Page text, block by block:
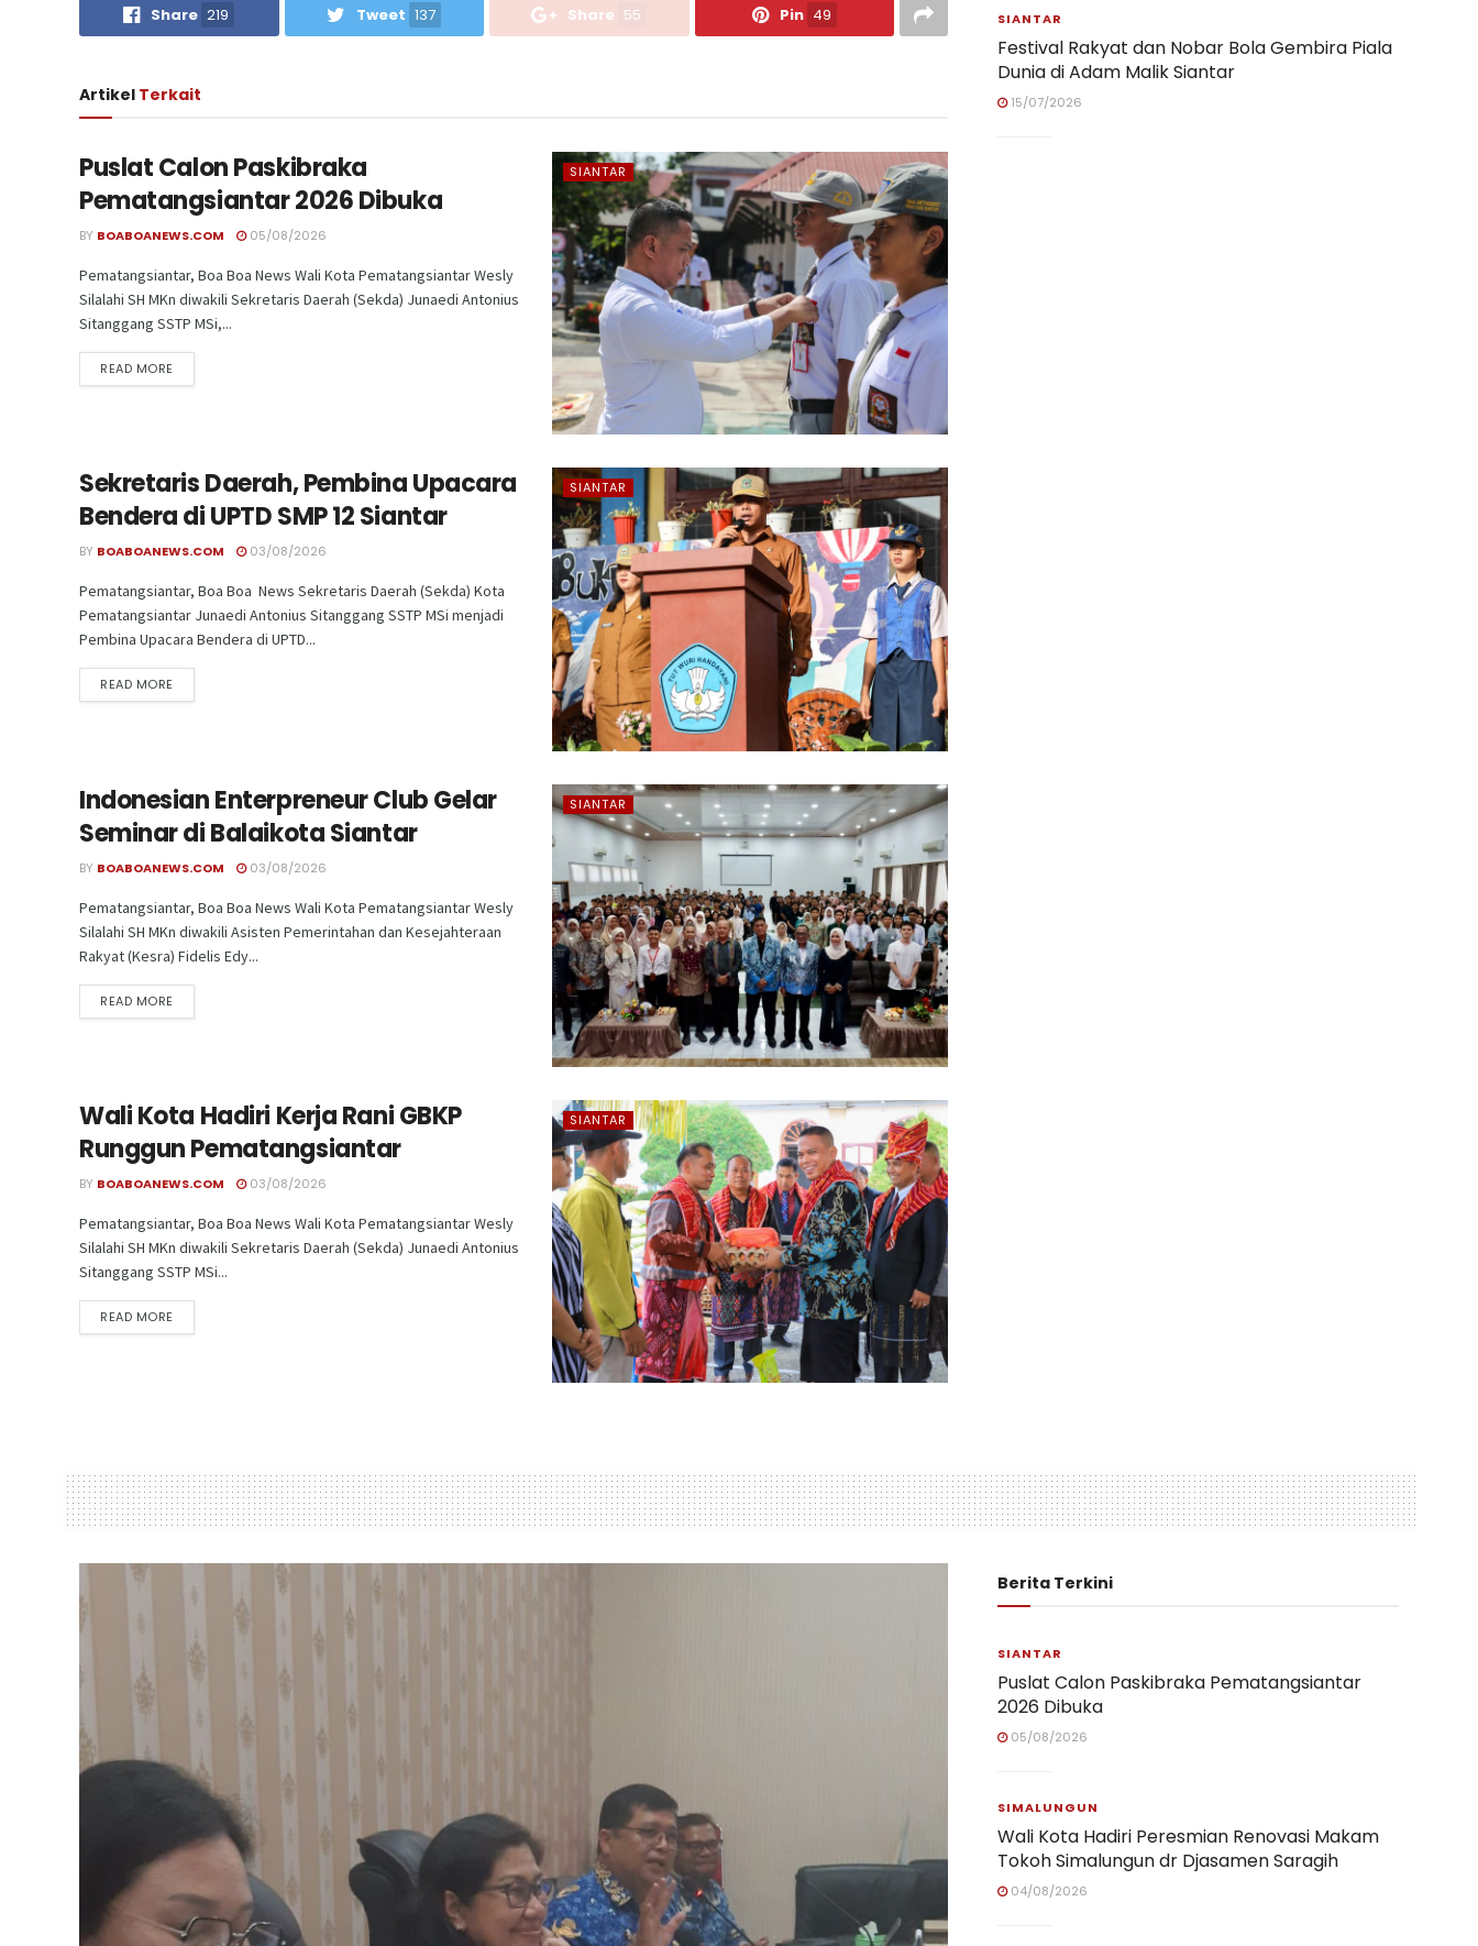
Share 219 Tweet 137 Share 55 Pin 49
Artikel Terkait
SIANTAR
Puslat Calon Paskibraka
Pematangsiantar 2026 Dibuka
BY BOABOANEWS.COM 05/08/2026
Pematangsiantar, Boa Boa News Wali Kota Pematangsiantar Wesly
Silalahi SH MKn diwakili Sekretaris Daerah (Sekda) Junaedi Antonius
Sitanggang SSTP MSi,...
READ MORE
SIANTAR
Sekretaris Daerah, Pembina Upacara
Bendera di UPTD SMP 12 Siantar
BY BOABOANEWS.COM 03/08/2026
Pematangsiantar, Boa Boa News Sekretaris Daerah (Sekda) Kota
Pematangsiantar Junaedi Antonius Sitanggang SSTP MSi menjadi
Pembina Upacara Bendera di UPTD...
READ MORE
SIANTAR
Indonesian Enterpreneur Club Gelar
Seminar di Balaikota Siantar
BY BOABOANEWS.COM 03/08/2026
Pematangsiantar, Boa Boa News Wali Kota Pematangsiantar Wesly
Silalahi SH MKn diwakili Asisten Pemerintahan dan Kesejahteraan
Rakyat (Kesra) Fidelis Edy...
READ MORE
SIANTAR
Wali Kota Hadiri Kerja Rani GBKP
Runggun Pematangsiantar
BY BOABOANEWS.COM 03/08/2026
Pematangsiantar, Boa Boa News Wali Kota Pematangsiantar Wesly
Silalahi SH MKn diwakili Sekretaris Daerah (Sekda) Junaedi Antonius
Sitanggang SSTP MSi...
READ MORE
SIANTAR
Festival Rakyat dan Nobar Bola Gembira Piala
Dunia di Adam Malik Siantar
15/07/2026
Berita Terkini
SIANTAR
Puslat Calon Paskibraka Pematangsiantar
2026 Dibuka
05/08/2026
SIMALUNGUN
Wali Kota Hadiri Peresmian Renovasi Makam
Tokoh Simalungun dr Djasamen Saragih
04/08/2026